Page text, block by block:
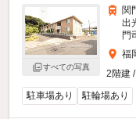
すべての写真
関
出
門
福
2階建
駐車場あり
駐輪場あり